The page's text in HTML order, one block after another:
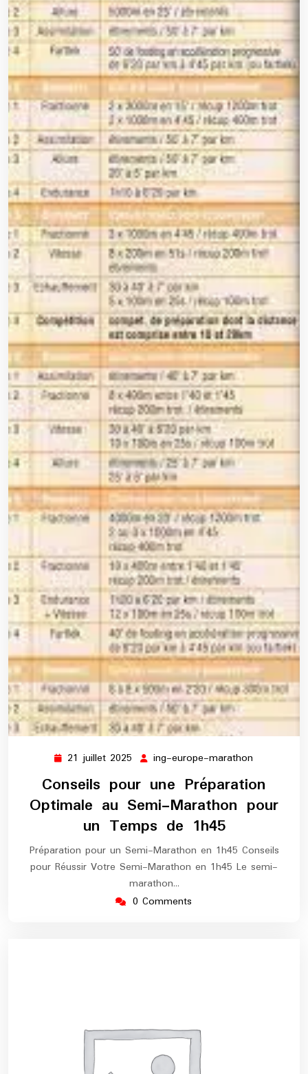
21 juillet 2025 21
2025
ing-europe-marathon
marathon
Conseils pour une Préparation
Optimale au Semi-Marathon pour
un Temps de 1h45
Préparation pour un Semi-Marathon en 1h45 Conseils
pour Réussir Votre Semi-Marathon en 1h45 Le semi-
marathon…
0 Comments